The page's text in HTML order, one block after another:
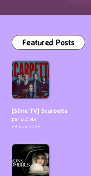
Featured Posts
[Série TV] Scarpetta
par LuCioLe
29 mai 2026